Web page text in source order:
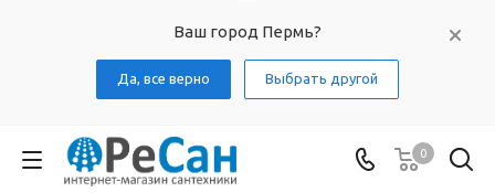
Ваш город Пермь?
Да, все верно Выбрать другой
0